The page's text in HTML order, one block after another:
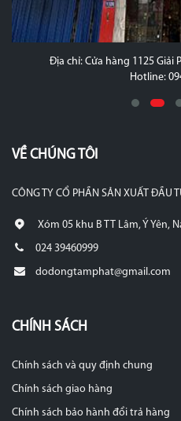
Địa chỉ: Xóm 5 - khu B - Thị
Hotline:
VỀ CHÚNG TÔI
CÔNG TY CỔ PHẦN SẢN XUẤT ĐẦU
Xóm 05 khu B TT Lâm, Ý Yên,
024 39460999
dodongtamphat@gmail.com
CHÍNH SÁCH
Chính sách và quy định chung
Chính sách giao hàng
Chính sách bảo hành đổi trả hàng